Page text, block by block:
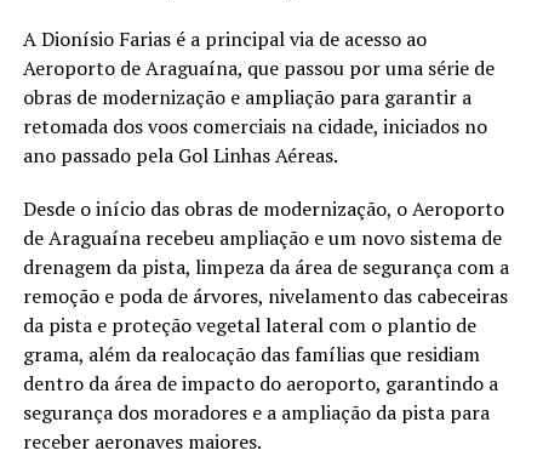
A Dionísio Farias é a principal via de acesso ao
Aeroporto de Araguaína, que passou por uma série de
obras de modernização e ampliação para garantir a
retomada dos voos comerciais na cidade, iniciados no
ano passado pela Gol Linhas Aéreas.
Desde o início das obras de modernização, o Aeroporto
de Araguaína recebeu ampliação e um novo sistema de
drenagem da pista, limpeza da área de segurança com a
remoção e poda de árvores, nivelamento das cabeceiras
da pista e proteção vegetal lateral com o plantio de
grama, além da realocação das famílias que residiam
dentro da área de impacto do aeroporto, garantindo a
segurança dos moradores e a ampliação da pista para
receber aeronaves maiores.